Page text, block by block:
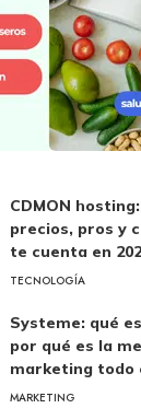
CDMON
precios, pros y
te cuenta en
TECNOLOGÍA
Systeme: qué
por qué es la
marketing todo
MARKETING